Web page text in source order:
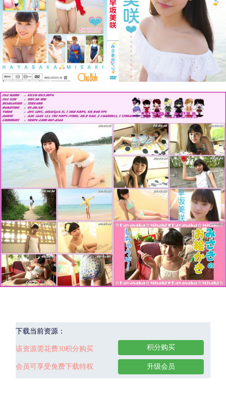
下载当前资源：
该资源需花费30积分购买
会员可享受免费下载特权
积分购买
升级会员